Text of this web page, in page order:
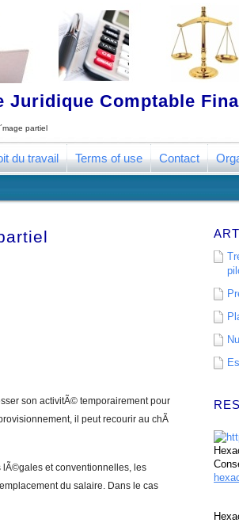
Juridique Comptable
partiel
du travail Terms of use Contact
son activitÃ© temporairement pour
il peut recourir au chÃ
lÃ©gales et conventionnelles, les
du salaire. Dans le cas